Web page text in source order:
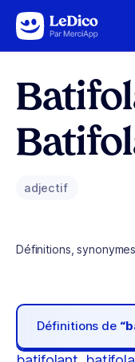
Aller au contenu
adjectif
Définitions,
Définitions de